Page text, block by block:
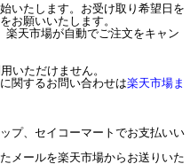
いたします。お受け取り希望日を
お願いいたします。
天市場が自動でご注文をキャン
いただけません。
関するお問い合わせは楽天市場ま
プ、セイコーマートでお支払いい
メールを楽天市場からお送りいた